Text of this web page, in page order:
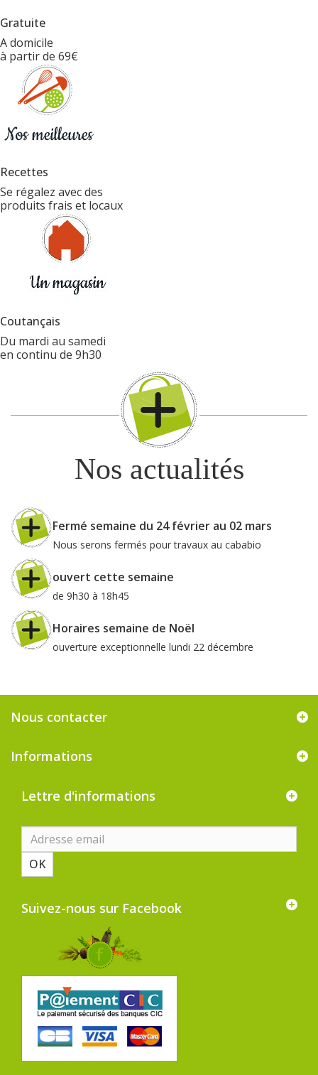
Gratuite
A domicile
à partir de 69€
Recettes
Se régalez avec des
produits frais et locaux
Coutançais
Du mardi au samedi
en continu de 9h30
Nos actualités
Fermé semaine du 24 février au 02 mars
Nous serons fermés pour travaux au cababio
ouvert cette semaine
de 9h30 à 18h45
Horaires semaine de Noël
ouverture exceptionnelle lundi 22 décembre
Nous contacter
Informations
Lettre d'informations
OK
Suivez-nous sur Facebook